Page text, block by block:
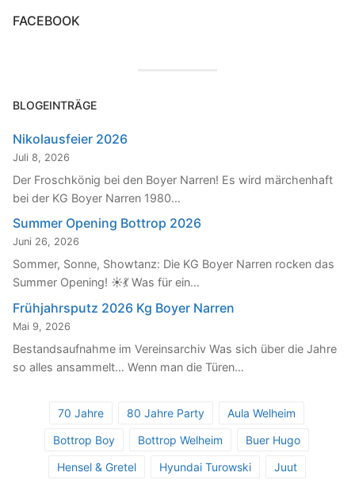
FACEBOOK
BLOGEINTRÄGE
Nikolausfeier 2026
Juli 8, 2026
Der Froschkönig bei den Boyer Narren! Es wird märchenhaft
bei der KG Boyer Narren 1980…
Summer Opening Bottrop 2026
Juni 26, 2026
Sommer, Sonne, Showtanz: Die KG Boyer Narren rocken das
Summer Opening! ☀️💃 Was für ein…
Frühjahrsputz 2026 Kg Boyer Narren
Mai 9, 2026
Bestandsaufnahme im Vereinsarchiv Was sich über die Jahre
so alles ansammelt… Wenn man die Türen…
70 Jahre 80 Jahre Party
Aula Welheim
Bottrop Boy
Bottrop Welheim
Buer Hugo
Hensel & Gretel
Hyundai Turowski
Juut